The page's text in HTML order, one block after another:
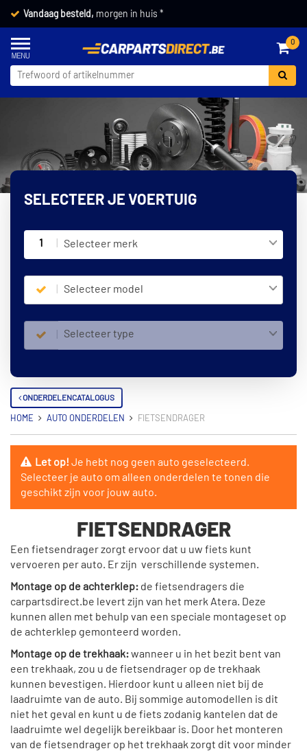
Vandaag besteld, morgen in huis *
0
SELECTEER JE VOERTUIG
1 Selecteer merk
Selecteer model
Selecteer type
ONDERDELENCATALOGUS
HOME AUTO ONDERDELEN FIETSENDRAGER
Let op!Je hebt nog geen auto geselecteerd.
Selecteer je auto om alleen onderdelen te tonen die
geschikt zijn voor jouw auto.
FIETSENDRAGER
Een fietsendrager zorgt ervoor dat u uw fiets kunt
vervoeren per auto. Er zijn verschillende systemen.
Montage op de achterklep: de fietsendragers die
carpartsdirect.be levert zijn van het merk Atera. Deze
kunnen allen met behulp van een speciale montageset op
de achterklep gemonteerd worden.
Montage op de trekhaak:wanneer u in het bezit bent van
een trekhaak, zou u de fietsendrager op de trekhaak
kunnen bevestigen. Hierdoor kunt u alleen niet bij de
laadruimte van de auto. Bij sommige automodellen is dit
niet het geval en kunt u de fiets zodanig kantelen dat de
laadruimte wel degelijk bereikbaar is. Door het monteren
van de fietsendrager op het trekhaak zorgt dit voor minder